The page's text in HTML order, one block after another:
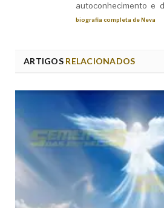
autoconhecimento e
biografia completa de Neva
ARTIGOSRELACIONADOS